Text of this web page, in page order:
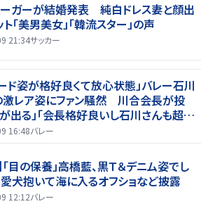
ーガーが結婚発表 純白ドレス妻と顔出
ト「美男美女」「韓流スター」の声
21:34サッカー
ド姿が格好良くて放心状態」バレー石川
激レア姿にファン騒然 川合会長が投
出る」「会長格好良いし石川さんも超格
16:48バレー
「目の保養」高橋藍、黒Ｔ＆デニム姿でし
犬抱いて海に入るオフショなど披露
12:12バレー